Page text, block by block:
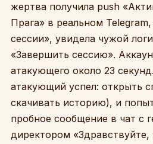
жертва получила push
Прага» в реальном
сессии», увидела чужой
«Завершить сессию».
атакующего около 23
атакующий успел: открыть
скачивать историю), и
пробное сообщение в чат с
директором